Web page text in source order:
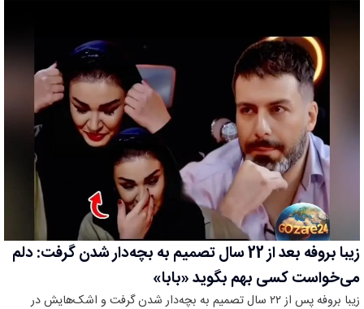
زیبا بروفه بعد از 22 سال تصمیم به بچه‌دار شدن گرفت: دلم
می‌خواست کسی بهم بگوید «بابا»
زیبا بروفه پس از ۲۲ سال تصمیم به بچه‌دار شدن گرفت و اشک‌هایش در